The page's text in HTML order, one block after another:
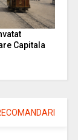
Capitala